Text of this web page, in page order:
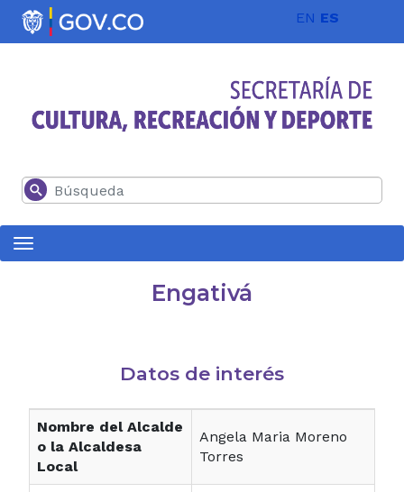
Pasar al contenido principal EN ES
Buscar
Engativá
Datos de interés
Nombre del Alcalde
o la Alcaldesa
Local
Angela Maria Moreno
Torres